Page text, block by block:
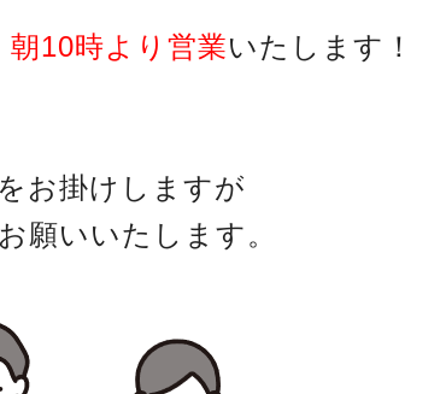
10時より営業いたします！
お掛けしますが
願いいたします。